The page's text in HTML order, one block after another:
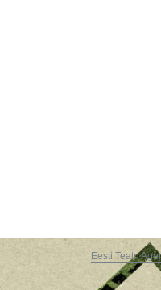
Eesti Teatri